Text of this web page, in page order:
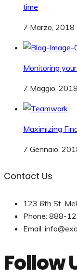
time
7 Marzo, 2018
Monitoring
7 Maggio, 2018
Maximizing
7 Gennaio,
Contact Us
123 6th St.
Phone: 888-
Email:
Follow